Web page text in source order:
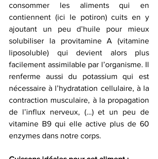
consommer les aliments qui en
contiennent (ici le potiron) cuits en y
ajoutant un peu d’huile pour mieux
solubiliser la provitamine A (vitamine
liposoluble) qui devient alors plus
facilement assimilable par l’organisme. Il
renferme aussi du potassium qui est
nécessaire à l’hydratation cellulaire, à la
contraction musculaire, à la propagation
de l’influx nerveux, (…) et un peu de
vitamine B9 qui elle active plus de 60
enzymes dans notre corps.